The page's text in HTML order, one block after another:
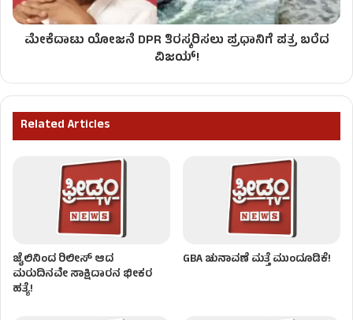
ಮೇಕೆದಾಟು ಯೋಜನೆ DPR ತಿರಸ್ಕರಿಸಲು ಪ್ರಧಾನಿಗೆ ಪತ್ರ ಬರೆದ
ವಿಜಯ್!
Related Articles
ಜೈಲಿನಿಂದ ರಿಲೀಸ್ ಆದ
ಮರುದಿನವೇ ಸಾಕ್ಷಿದಾರನ ಭೀಕರ
ಹತ್ಯೆ!
GBA ಚುನಾವಣೆ ಮತ್ತೆ ಮುಂದೂಡಿಕೆ!